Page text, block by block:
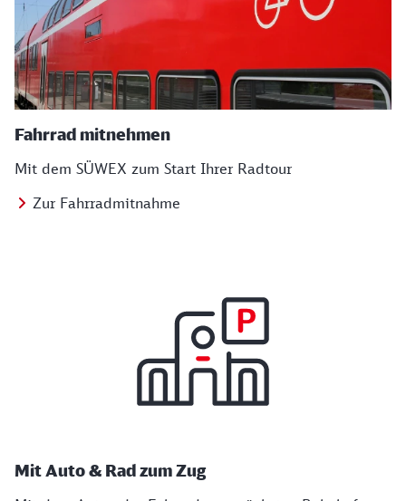
Fahrrad mitnehmen
Mit dem SÜWEX zum Start Ihrer Radtour
Zur Fahrradmitnahme
Mit Auto & Rad zum Zug